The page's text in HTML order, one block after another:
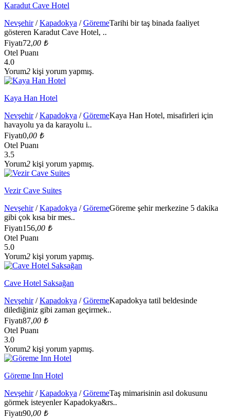
Karadut Cave Hotel
Nevşehir/Kapadokya /GöremeTarihi bir taş binada faaliyet
gösteren Karadut Cave Hotel, ..
Fiyatı72,00 ₺
Otel Puanı
4.0
Yorum2 kişi yorum yapmış.
Kaya Han Hotel
Nevşehir/Kapadokya /GöremeKaya Han Hotel, misafirleri için
havayolu ya da karayolu i..
Fiyatı0,00 ₺
Otel Puanı
3.5
Yorum2 kişi yorum yapmış.
Vezir Cave Suites
Nevşehir/Kapadokya /GöremeGöreme şehir merkezine 5 dakika
gibi çok kısa bir mes..
Fiyatı156,00 ₺
Otel Puanı
5.0
Yorum2 kişi yorum yapmış.
Cave Hotel Saksağan
Nevşehir/Kapadokya /GöremeKapadokya tatil beldesinde
dilediğiniz gibi zaman geçirmek..
Fiyatı87,00 ₺
Otel Puanı
3.0
Yorum2 kişi yorum yapmış.
Göreme Inn Hotel
Nevşehir/Kapadokya /GöremeTaş mimarisinin asıl dokusunu
görmek isteyenler Kapadokya&rs..
Fiyatı90,00 ₺